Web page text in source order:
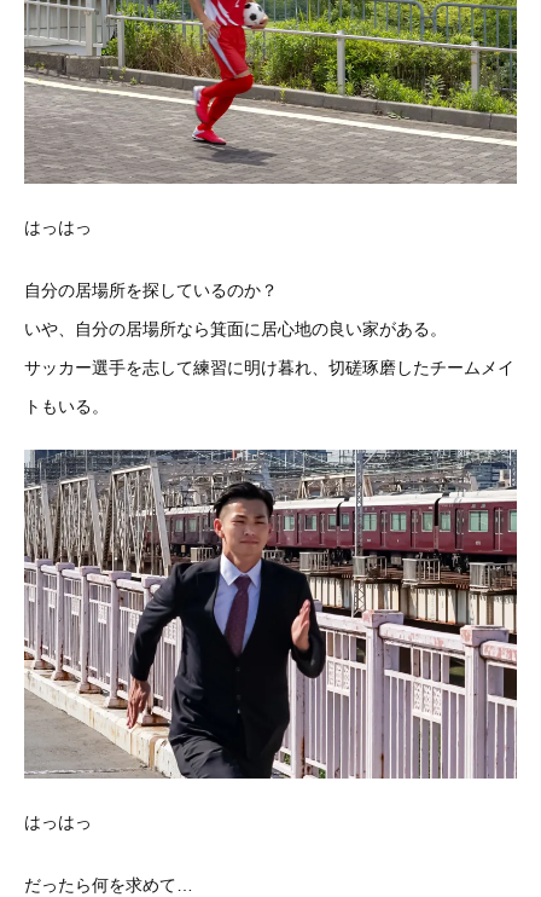
はっはっ
自分の居場所を探しているのか？
いや、自分の居場所なら箕面に居心地の良い家がある。
サッカー選手を志して練習に明け暮れ、切磋琢磨したチームメイ
トもいる。
はっはっ
だったら何を求めて…